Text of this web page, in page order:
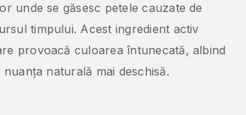
unde se găsesc petele cauzate de
timpului. Acest ingredient activ
provoacă culoarea întunecată, albind
naturală mai deschisă.